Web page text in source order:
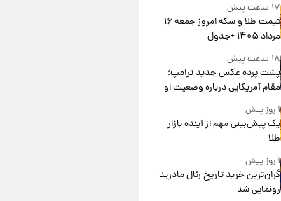
۱۷ ساعت پیش
قیمت طلا و سکه امروز جمعه ۱۶
مرداد ۱۴۰۵ +جدول
۱۸ ساعت پیش
پشت پرده عکس جدید ترامپ؛
مقام آمریکایی درباره وضعیت او
چه گفت؟
۱ روز پیش
یک پیش‌بینی مهم از آینده بازار
طلا
۱ روز پیش
گران‌ترین خرید تاریخ رئال مادرید
رونمایی شد